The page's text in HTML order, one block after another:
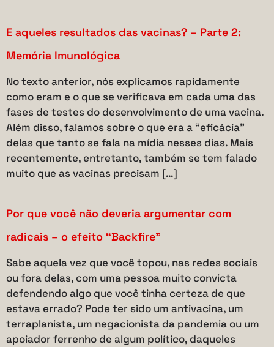
E aqueles resultados das vacinas? – Parte 2:
Memória Imunológica
No texto anterior, nós explicamos rapidamente
como eram e o que se verificava em cada uma das
fases de testes do desenvolvimento de uma vacina.
Além disso, falamos sobre o que era a “eficácia”
delas que tanto se fala na mídia nesses dias. Mais
recentemente, entretanto, também se tem falado
muito que as vacinas precisam […]
Por que você não deveria argumentar com
radicais – o efeito “Backfire”
Sabe aquela vez que você topou, nas redes sociais
ou fora delas, com uma pessoa muito convicta
defendendo algo que você tinha certeza de que
estava errado? Pode ter sido um antivacina, um
terraplanista, um negacionista da pandemia ou um
apoiador ferrenho de algum político, daqueles